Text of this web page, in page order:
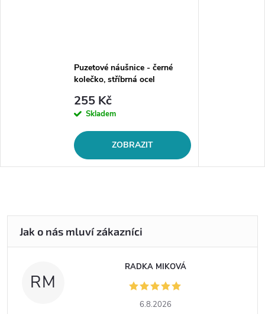
Puzetové náušnice - černé
kolečko, stříbrná ocel
255 Kč
Skladem
ZOBRAZIT
RM
RADKA MIKOVÁ
6.8.2026